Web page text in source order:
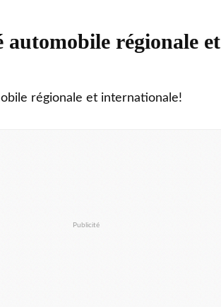
régionale et
régionale et internationale!
Publicité